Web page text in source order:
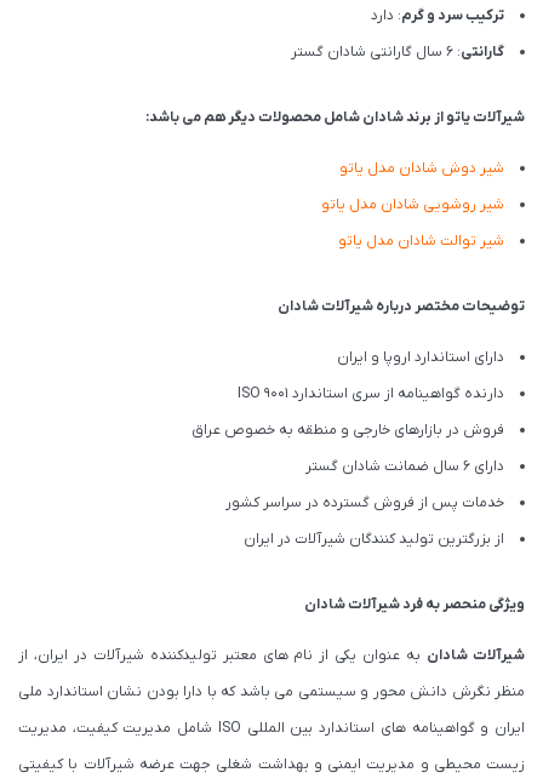
ترکیب سرد و گرم: دارد
گارانتی: 6 سال گارانتی شادان گستر
شیرآلات یاتو از برند شادان شامل محصولات دیگر هم می باشد:
شیر دوش شادان مدل یاتو
شیر روشویی شادان مدل یاتو
شیر توالت شادان مدل یاتو
توضیحات مختصر درباره شیرآلات شادان
دارای استاندارد اروپا و ایران
دارنده گواهینامه از سری استاندارد ISO 9001
فروش در بازارهای خارجی و منطقه به خصوص عراق
دارای 6 سال ضمانت شادان گستر
خدمات پس از فروش گسترده در سراسر کشور
از بزرگترین تولید کنندگان شیرآلات در ایران
ویژگی منحصر به فرد شیرآلات شادان
شیرآلات شادان به عنوان یکی از نام های معتبر تولیدکننده شیرآلات در ایران، از
منظر نگرش دانش محور و سیستمی می باشد که با دارا بودن نشان استاندارد ملی
ایران و گواهینامه های استاندارد بین المللی ISO شامل مدیریت کیفیت، مدیریت
زیست محیطی و مدیریت ایمنی و بهداشت شغلی جهت عرضه شیرآلات با کیفیتی